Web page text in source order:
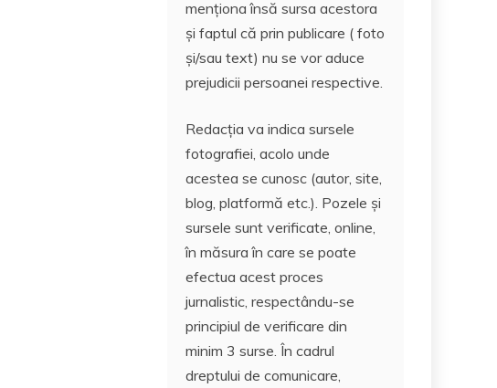
menționa însă sursa acestora
și faptul că prin publicare ( foto
și/sau text) nu se vor aduce
prejudicii persoanei respective.
Redacția va indica sursele
fotografiei, acolo unde
acestea se cunosc (autor, site,
blog, platformă etc.). Pozele și
sursele sunt verificate, online,
în măsura în care se poate
efectua acest proces
jurnalistic, respectându-se
principiul de verificare din
minim 3 surse. În cadrul
dreptului de comunicare,